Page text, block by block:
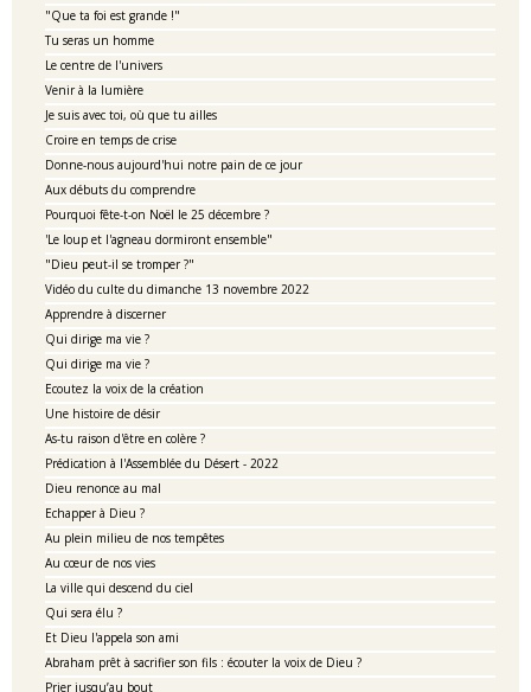
"Que ta foi est grande !"
Tu seras un homme
Le centre de l'univers
Venir à la lumière
Je suis avec toi, où que tu ailles
Croire en temps de crise
Donne-nous aujourd'hui notre pain de ce jour
Aux débuts du comprendre
Pourquoi fête-t-on Noël le 25 décembre ?
'Le loup et l'agneau dormiront ensemble"
"Dieu peut-il se tromper ?"
Vidéo du culte du dimanche 13 novembre 2022
Apprendre à discerner
Qui dirige ma vie ?
Qui dirige ma vie ?
Ecoutez la voix de la création
Une histoire de désir
As-tu raison d'être en colère ?
Prédication à l'Assemblée du Désert - 2022
Dieu renonce au mal
Echapper à Dieu ?
Au plein milieu de nos tempêtes
Au cœur de nos vies
La ville qui descend du ciel
Qui sera élu ?
Et Dieu l'appela son ami
Abraham prêt à sacrifier son fils : écouter la voix de Dieu ?
Prier jusqu’au bout